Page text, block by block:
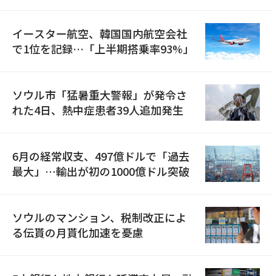
イースター航空、韓国国内航空会社
で1位を記録…「上半期搭乗率93%」
ソウル市「猛暑重大警報」が発令さ
れた4日、熱中症患者39人追加発生
6月の経常収支、497億ドルで「過去
最大」…輸出が初の1000億ドル突破
ソウルのマンション、税制改正によ
る伝貰の月貰化加速を憂慮